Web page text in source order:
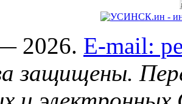
2026. E-mail:
защищены.